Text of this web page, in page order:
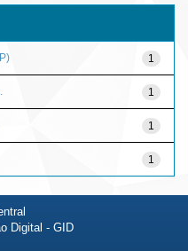
1
1
1
1
Digital - GID